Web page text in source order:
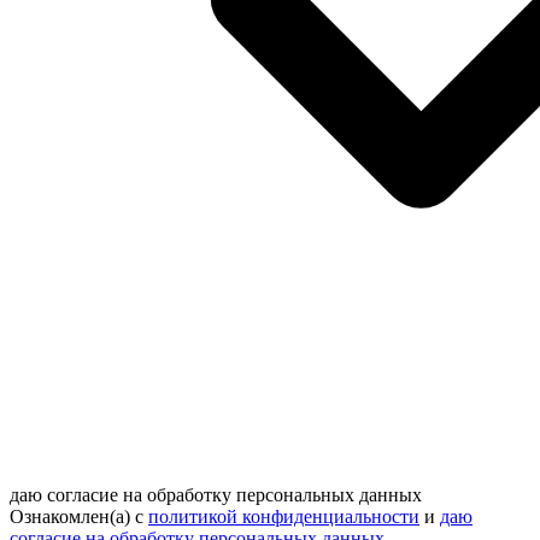
даю согласие на обработку персональных данных
Ознакомлен(а) с политикой конфиденциальности и даю